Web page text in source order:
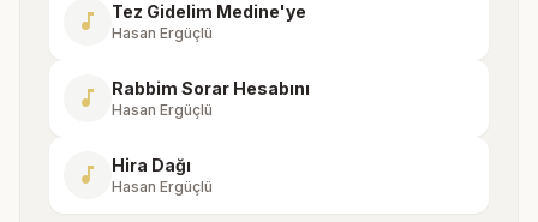
music_note Tez Gidelim Medine'ye
Hasan Ergüçlü
music_note Rabbim Sorar Hesabını
Hasan Ergüçlü
music_note Hira Dağı
Hasan Ergüçlü